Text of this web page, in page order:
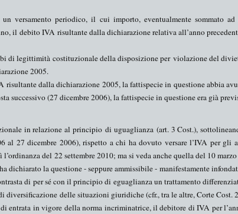
versamento periodico, il cui importo, eventualmente sommato ad
il debito IVA risultante dalla dichiarazione relativa all’anno
di legittimità costituzionale della disposizione per violazione del
2005.
dalla dichiarazione 2005, la fattispecie in questione abbia
successivo (27 dicembre 2006), la fattispecie in questione era già
in relazione al principio di uguaglianza (art. 3 Cost.),
al 27 dicembre 2006), rispetto a chi ha dovuto versare l’IVA per gli
l’ordinanza del 22 settembre 2010; ma si veda anche quella del 10
dichiarato la questione - seppure ammissibile - manifestamente
di per sé con il principio di eguaglianza un trattamento
diversificazione delle situazioni giuridiche (cfr., tra le altre, Corte Cost.
entrata in vigore della norma incriminatrice, il debitore di IVA per